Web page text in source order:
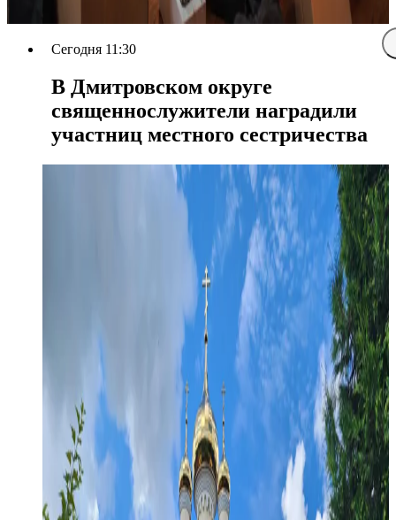
Сегодня 11:30
В Дмитровском округе
священнослужители наградили
участниц местного сестричества